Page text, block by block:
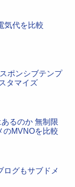
気代を比較
ポンシブテンプ
タマイズ
るのか 無制限
のMVNOを比較
ログもサブドメ